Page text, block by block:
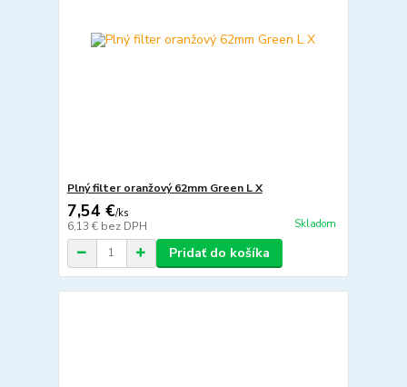
Plný filter oranžový 62mm Green L X
7,54 €/ks
6,13 € bez DPH Skladom
Pridať do košíka